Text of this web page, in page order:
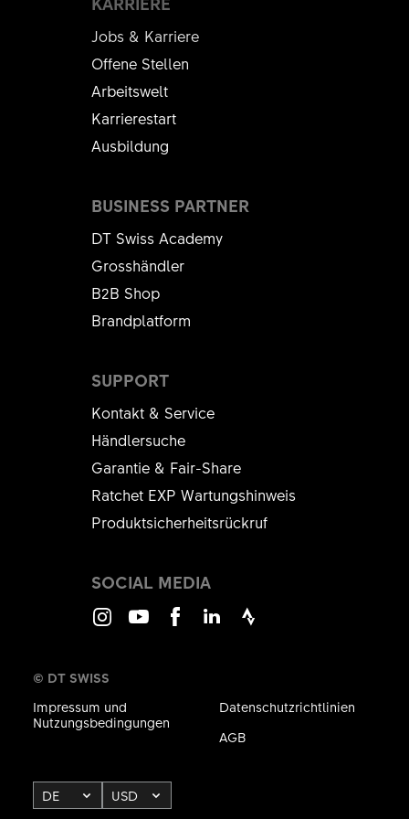
Jobs & Karriere
Offene Stellen
Arbeitswelt
Karrierestart
Ausbildung
SUPPORT
Kontakt & Service
Händlersuche
Garantie & Fair-Share
Ratchet EXP Wartungshinweis
Produktsicherheitsrückruf
BUSINESS PARTNER
DT Swiss Academy
Grosshändler
B2B Shop
Brandplatform
SOCIAL MEDIA
© DT SWISS
Impressum und
Nutzungsbedingungen
Datenschutzrichtlinien
AGB
DE USD